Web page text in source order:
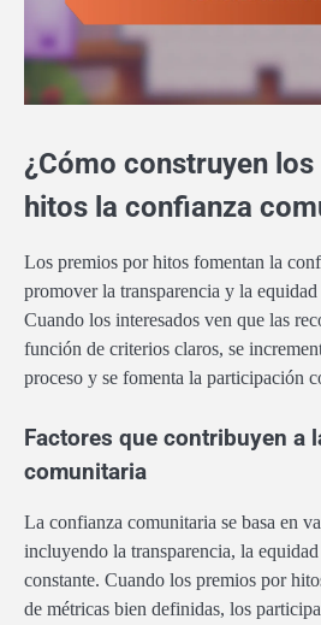
¿Cómo construyen
hitos la confianza
Los premios por hitos fomentan la
promover la transparencia y la
Cuando los interesados ven que las
función de criterios claros, se
proceso y se fomenta la participación
Factores que contribuyen a
comunitaria
La confianza comunitaria se basa en
incluyendo la transparencia, la
constante. Cuando los premios por
de métricas bien definidas, los